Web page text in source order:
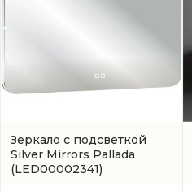
Зеркало с подсветкой
Silver Mirrors Pallada
(LED00002341)